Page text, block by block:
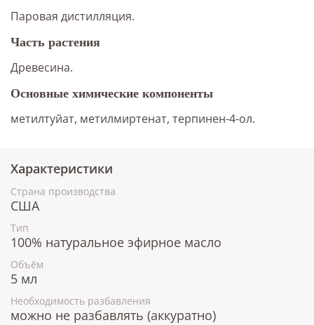
Паровая дистилляция.
Часть растения
Древесина.
Основные химические компоненты
метилтуйат, метилмиртенат, терпинен-4-ол.
Характеристики
Страна производства
США
Тип
100% натуральное эфирное масло
Объём
5 мл
Необходимость разбавления
можно не разбавлять (аккуратно)